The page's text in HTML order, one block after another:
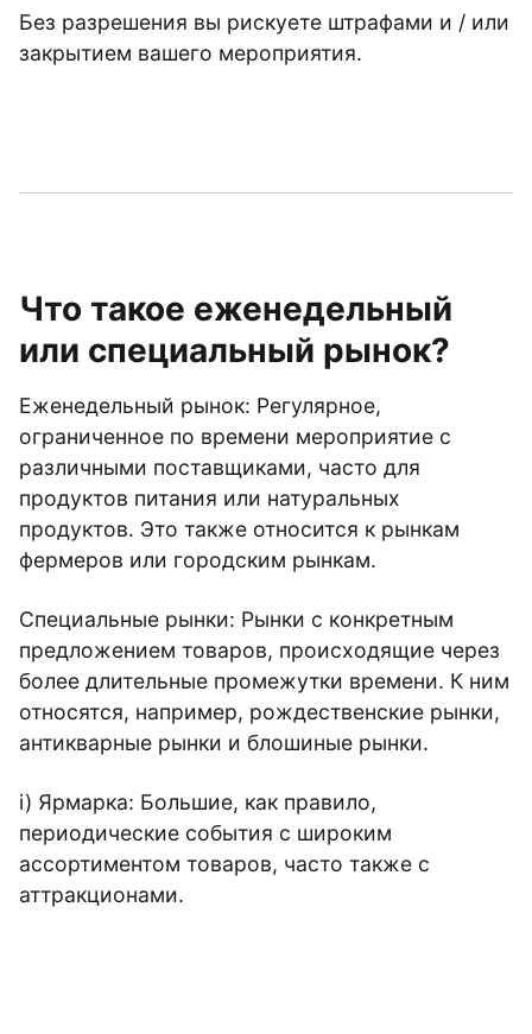
Без разрешения вы рискуете штрафами и / или
закрытием вашего мероприятия.
Что такое еженедельный
или специальный рынок?
Еженедельный рынок: Регулярное,
ограниченное по времени мероприятие с
различными поставщиками, часто для
продуктов питания или натуральных
продуктов. Это также относится к рынкам
фермеров или городским рынкам.
Специальные рынки: Рынки с конкретным
предложением товаров, происходящие через
более длительные промежутки времени. К ним
относятся, например, рождественские рынки,
антикварные рынки и блошиные рынки.
i) Ярмарка: Большие, как правило,
периодические события с широким
ассортиментом товаров, часто также с
аттракционами.